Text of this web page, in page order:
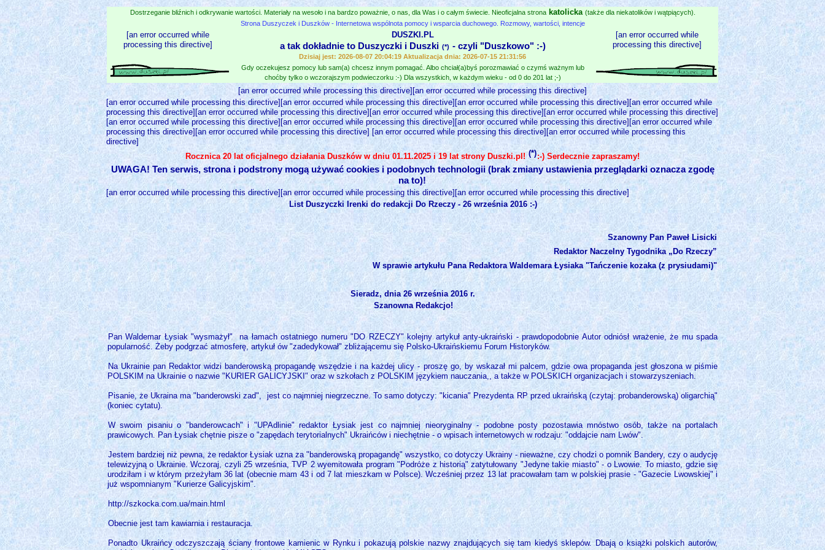
Dostrzeganie bliźnich i odkrywanie wartości. Materiały na wesoło i na bardzo poważnie, o nas, dla Was i o całym świecie. Nieoficjalna strona katolicka (także dla niekatolików i wątpiących).
[an error occurred while
processing this directive]
Strona Duszyczek i Duszków - Internetowa wspólnota pomocy i wsparcia duchowego. Rozmowy, wartości, intencje
DUSZKI.PL
a tak dokładnie to Duszyczki i Duszki (*) - czyli "Duszkowo" :-)
Dzisiaj jest: 2026-08-07 20:04:19 Aktualizacja dnia: 2026-07-15 21:31:56
[an error occurred while
processing this directive]
Gdy oczekujesz pomocy lub sam(a) chcesz innym pomagać. Albo chciał(a)byś porozmawiać o czymś ważnym lub
choćby tylko o wczorajszym podwieczorku :-) Dla wszystkich, w każdym wieku - od 0 do 201 lat ;-)
[an error occurred while processing this directive][an error occurred while processing this directive]
[an error occurred while processing this directive][an error occurred while processing this directive][an error occurred while processing this directive][an error occurred while
processing this directive][an error occurred while processing this directive][an error occurred while processing this directive][an error occurred while processing this directive]
[an error occurred while processing this directive][an error occurred while processing this directive][an error occurred while processing this directive][an error occurred while
processing this directive][an error occurred while processing this directive] [an error occurred while processing this directive][an error occurred while processing this
directive]
Rocznica 20 lat oficjalnego działania Duszków w dniu 01.11.2025 i 19 lat strony Duszki.pl! (*):-) Serdecznie zapraszamy!
UWAGA! Ten serwis, strona i podstrony mogą używać cookies i podobnych technologii (brak zmiany ustawienia przeglądarki oznacza zgodę
na to)!
[an error occurred while processing this directive][an error occurred while processing this directive][an error occurred while processing this directive]
List Duszyczki Irenki do redakcji Do Rzeczy - 26 września 2016 :-)
Szanowny Pan Paweł Lisicki
Redaktor Naczelny Tygodnika „Do Rzeczy”
W sprawie artykułu Pana Redaktora Waldemara Łysiaka "Tańczenie kozaka (z prysiudami)"
Sieradz, dnia 26 września 2016 r.
Szanowna Redakcjo!
Pan Waldemar Łysiak "wysmażył" na łamach ostatniego numeru "DO RZECZY" kolejny artykuł anty-ukraiński - prawdopodobnie Autor odniósł wrażenie, że mu spada
popularność. Żeby podgrzać atmosferę, artykuł ów "zadedykował" zbliżającemu się Polsko-Ukraińskiemu Forum Historyków.
Na Ukrainie pan Redaktor widzi banderowską propagandę wszędzie i na każdej ulicy - proszę go, by wskazał mi palcem, gdzie owa propaganda jest głoszona w piśmie
POLSKIM na Ukrainie o nazwie "KURIER GALICYJSKI" oraz w szkołach z POLSKIM językiem nauczania,, a także w POLSKICH organizacjach i stowarzyszeniach.
Pisanie, że Ukraina ma "banderowski zad", jest co najmniej niegrzeczne. To samo dotyczy: "kicania" Prezydenta RP przed ukraińską (czytaj: probanderowską) oligarchią"
(koniec cytatu).
W swoim pisaniu o "banderowcach" i "UPAdlinie" redaktor Łysiak jest co najmniej nieoryginalny - podobne posty pozostawia mnóstwo osób, także na portalach
prawicowych. Pan Łysiak chętnie pisze o "zapędach terytorialnych" Ukraińców i niechętnie - o wpisach internetowych w rodzaju: "oddajcie nam Lwów".
Jestem bardziej niż pewna, że redaktor Łysiak uzna za "banderowską propagandę" wszystko, co dotyczy Ukrainy - nieważne, czy chodzi o pomnik Bandery, czy o audycję
telewizyjną o Ukrainie. Wczoraj, czyli 25 września, TVP 2 wyemitowała program "Podróże z historią" zatytułowany "Jedyne takie miasto" - o Lwowie. To miasto, gdzie się
urodziłam i w którym przeżyłam 36 lat (obecnie mam 43 i od 7 lat mieszkam w Polsce). Wcześniej przez 13 lat pracowałam tam w polskiej prasie - "Gazecie Lwowskiej" i
już wspomnianym "Kurierze Galicyjskim".
http://szkocka.com.ua/main.html
Obecnie jest tam kawiarnia i restauracja.
Ponadto Ukraińcy odczyszczają ściany frontowe kamienic w Rynku i pokazują polskie nazwy znajdujących się tam kiedyś sklepów. Dbają o książki polskich autorów,